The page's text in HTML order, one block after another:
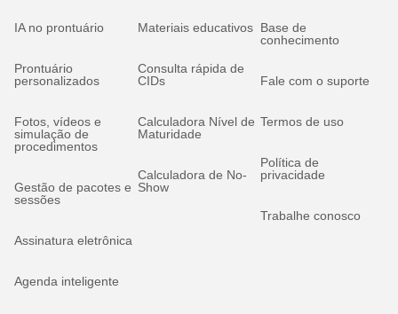
IA no prontuário
Prontuário
personalizados
Fotos, vídeos e
simulação de
procedimentos
Gestão de pacotes e
sessões
Assinatura eletrônica
Agenda inteligente
Materiais educativos
Consulta rápida de
CIDs
Calculadora Nível de
Maturidade
Calculadora de No-
Show
Base de
conhecimento
Fale com o suporte
Termos de uso
Política de
privacidade
Trabalhe conosco